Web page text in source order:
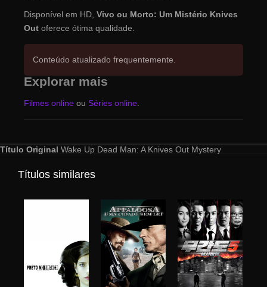
Disponível em HD, Vivo ou Morto: Um Mistério Knives
Out oferece ótima qualidade.
Conteúdo atualizado frequentemente.
Explorar mais
Filmes online ou Séries online
Título Original Wake Up Dead Man: A Knives Out Mystery
Títulos similares